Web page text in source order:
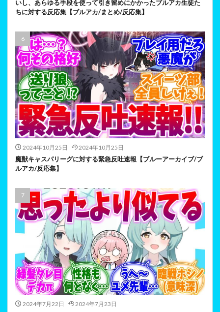
いし、あらゆる手段を使って引き留めにかかったブルアカ生徒た
ちに対する反応集【ブルアカ/まとめ/反応集】
2024年10月25日 2024年10月25日
魔獣キャスパリーグに対する緊急反吐速報【ブルーアーカイブ/ブ
ルアカ/反応集】
2024年7月22日 2024年7月23日